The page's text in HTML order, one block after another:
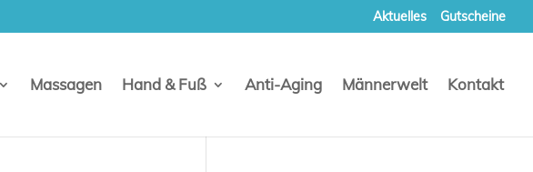
Aktuelles Gutscheine
Massagen Hand & Fuß Anti-Aging Männerwelt Kontakt